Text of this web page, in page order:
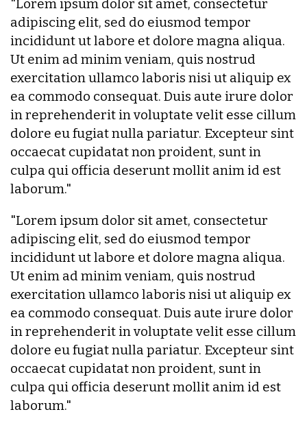
"Lorem ipsum dolor sit amet, consectetur
adipiscing elit, sed do eiusmod tempor
incididunt ut labore et dolore magna aliqua.
Ut enim ad minim veniam, quis nostrud
exercitation ullamco laboris nisi ut aliquip ex
ea commodo consequat. Duis aute irure dolor
in reprehenderit in voluptate velit esse cillum
dolore eu fugiat nulla pariatur. Excepteur sint
occaecat cupidatat non proident, sunt in
culpa qui officia deserunt mollit anim id est
laborum."
"Lorem ipsum dolor sit amet, consectetur
adipiscing elit, sed do eiusmod tempor
incididunt ut labore et dolore magna aliqua.
Ut enim ad minim veniam, quis nostrud
exercitation ullamco laboris nisi ut aliquip ex
ea commodo consequat. Duis aute irure dolor
in reprehenderit in voluptate velit esse cillum
dolore eu fugiat nulla pariatur. Excepteur sint
occaecat cupidatat non proident, sunt in
culpa qui officia deserunt mollit anim id est
laborum."